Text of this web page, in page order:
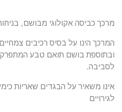
מרכך כביסה אקולוגי מבושם,
המרכך הינו על בסיס רכיבים
ובתוספת בושם תואם טבע המתפרק
לסביבה.
אינו משאיר על הבגדים שאריות
לגירויים